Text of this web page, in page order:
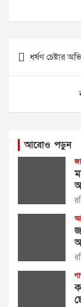
Post
navigation
ধর্ষণ চেষ্টার
আরোও পড়ুন